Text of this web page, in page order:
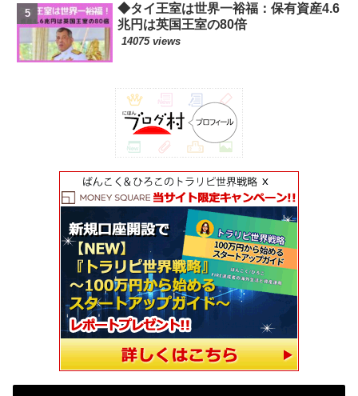
◆タイ王室は世界一裕福：保有資産4.6
兆円は英国王室の80倍
14075 views